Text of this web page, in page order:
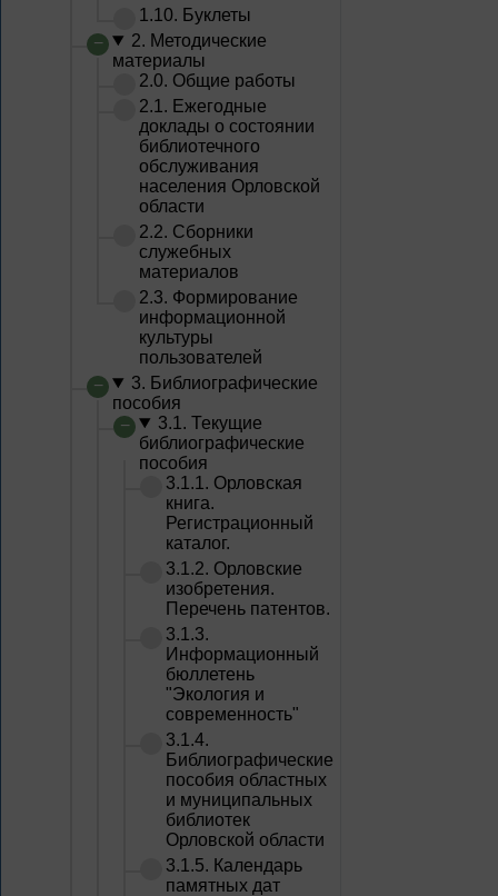
1.10. Буклеты
2. Методические
материалы
2.0. Общие работы
2.1. Ежегодные
доклады о состоянии
библиотечного
обслуживания
населения Орловской
области
2.2. Сборники
служебных
материалов
2.3. Формирование
информационной
культуры
пользователей
3. Библиографические
пособия
3.1. Текущие
библиографические
пособия
3.1.1. Орловская
книга.
Регистрационный
каталог.
3.1.2. Орловские
изобретения.
Перечень патентов.
3.1.3.
Информационный
бюллетень
"Экология и
современность"
3.1.4.
Библиографические
пособия областных
и муниципальных
библиотек
Орловской области
3.1.5. Календарь
памятных дат